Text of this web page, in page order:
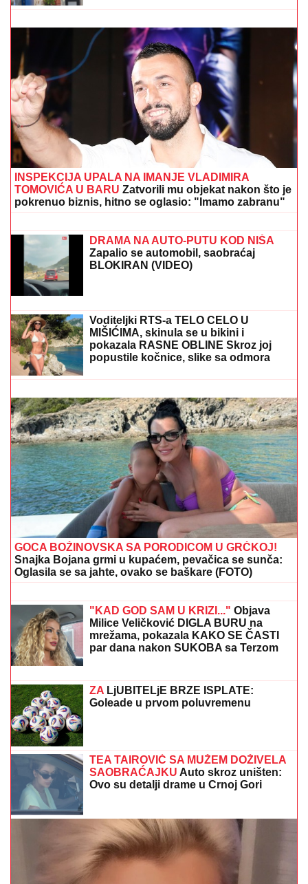
Bravo, Srbija slavi bronzu: Novi veliki uspeh na
Evropskom prvenstvu
"PLAŠIM SE SMRTI"Pevačica (73) u
panici nakon smrti kolega: "Velika sam
kukavica, mužu ne smem ni da
pomenem kupovinu grobnice"
FOLK PEVAČICA POSETILA RODNO
MESTO NA KOSOVUPokazala kuću u
kojoj je odrasla, a malo ko zna da je
pre estrade radila kao NASTAVNICA:
INSPEKCIJA UPALA NA IMANJE VLADIMIRA
TOMOVIĆA U BARU Zatvorili mu objekat nakon što je
pokrenuo biznis, hitno se oglasio: "Imamo zabranu"
DONEO ODLUKU
Evo kada Asmin
Durdžić napušta Srbiju i ide u
Dubrovnik: "Sto posto će biti tada"
DRAMA NA AUTO-PUTU KOD NIŠA
Zapalio se automobil, saobraćaj
BLOKIRAN (VIDEO)
PEVAČICA IMA 54. GODINE I NIJEDNU ESTETSKU
OPERACIJUPokazala lice bez trunke šminke: "Šta da
operišem? Takva sam kakva sam!"
MIŠIĆIMA, skinula se u bikini i
pokazala RASNE OBLINE Skroz joj
popustile kočnice, slike sa odmora
napravile dar-mar
"PAPIR JE VAŽAN, ŽELIM BEBU"